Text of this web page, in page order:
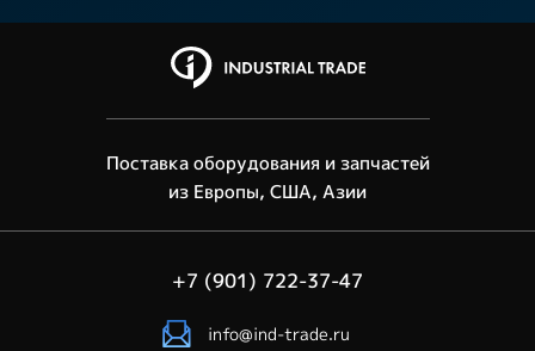
Поставка оборудования и запчастей
из Европы, США, Азии
+7 (901) 722-37-47
info@ind-trade.ru